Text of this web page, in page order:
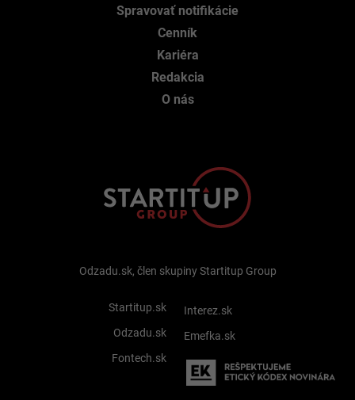
Spravovať notifikácie
Cenník
Kariéra
Redakcia
O nás
Odzadu.sk, člen skupiny Startitup Group
Startitup.sk
Odzadu.sk
Fontech.sk
Interez.sk
Emefka.sk